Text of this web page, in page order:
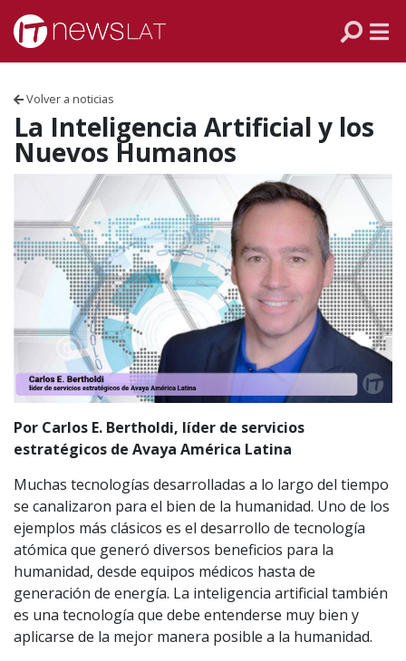
Skip to content
Volver a noticias
La Inteligencia Artificial y los
Nuevos Humanos
Por Carlos E. Bertholdi, líder de servicios
estratégicos de Avaya América Latina
Muchas tecnologías desarrolladas a lo largo del tiempo
se canalizaron para el bien de la humanidad. Uno de los
ejemplos más clásicos es el desarrollo de tecnología
atómica que generó diversos beneficios para la
humanidad, desde equipos médicos hasta de
generación de energía. La inteligencia artificial también
es una tecnología que debe entenderse muy bien y
aplicarse de la mejor manera posible a la humanidad.
VENEZUELA
ECUADOR
PERÚ
CHILE
ARGENTINA
MÉXICO